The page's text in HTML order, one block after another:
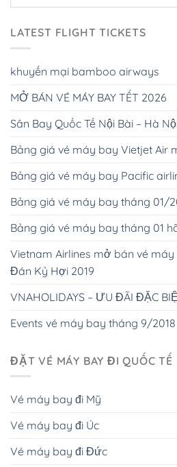
LATEST FLIGHT TICKETS
khuyến mại bamboo airways
MỞ BÁN VÉ MÁY BAY TẾT 2026
Sân Bay Quốc Tế Nội Bài – Hà
Bảng giá vé máy bay Vietjet Air
Bảng giá vé máy bay Pacific
Bảng giá vé máy bay tháng 01/
Bảng giá vé máy bay tháng 01
Vietnam Airlines mở bán vé
Đán Kỷ Hợi 2019
VNAHOLIDAYS – ƯU ĐÃI ĐẶC
Events vé máy bay tháng 9/2018
ĐẶT VÉ MÁY BAY ĐI QUỐC TẾ
Vé máy bay đi Mỹ
Vé máy bay đi Úc
Vé máy bay đi Đức